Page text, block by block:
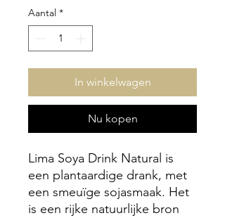
Aantal *
In winkelwagen
Nu kopen
Lima Soya Drink Natural is
een plantaardige drank, met
een smeuïge sojasmaak. Het
is een rijke natuurlijke bron